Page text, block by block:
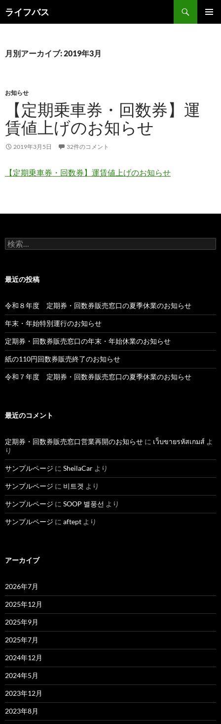
ライフバス
索
ン
キ
月別アーカイブ: 2019年3月
お知らせ
【定期乗車券・回数券】運
賃値上げのお知らせ
2019年3月5日 32件のコメント
【定期乗車券・回数券】運賃値上げのお知らせ
検
索:
最近の投稿
令和８年度 定期券・回数券販売窓口の夏季休業のお知らせ
年末・年始特別運行のお知らせ
定期券・回数券販売窓口の年末・年始休業のお知らせ
紙の110円回数券販売終了のお知らせ
令和７年度 定期券・回数券販売窓口の夏季休業のお知らせ
最近のコメント
定期券・回数券販売窓口営業再開のお知らせ に เว็บขายรหัสเกมส์ よ
り
サンプルページ に SheilaCar より
サンプルページ に 비트겟 より
サンプルページ に SOOP 별풍선 より
サンプルページ に aftept より
アーカイブ
2026年7月
2025年12月
2025年9月
2025年7月
2024年12月
2024年5月
2023年12月
2023年8月